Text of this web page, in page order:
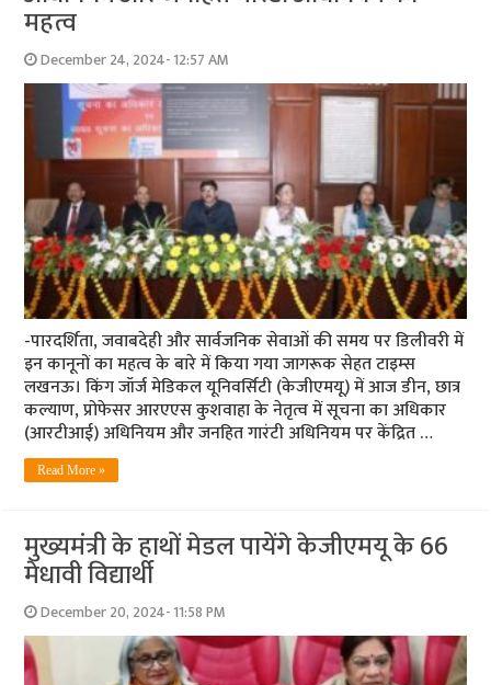
महत्व
December 24, 2024- 12:57 AM
-पारदर्शिता, जवाबदेही और सार्वजनिक सेवाओं की समय पर डिलीवरी में
इन कानूनों का महत्व के बारे में किया गया जागरूक सेहत टाइम्स
लखनऊ। किंग जॉर्ज मेडिकल यूनिवर्सिटी (केजीएमयू) में आज डीन, छात्र
कल्याण, प्रोफेसर आरएएस कुशवाहा के नेतृत्व में सूचना का अधिकार
(आरटीआई) अधिनियम और जनहित गारंटी अधिनियम पर केंद्रित …
Read More »
मुख्यमंत्री के हाथों मेडल पायेंगे केजीएमयू के 66
मेधावी विद्यार्थी
December 20, 2024- 11:58 PM